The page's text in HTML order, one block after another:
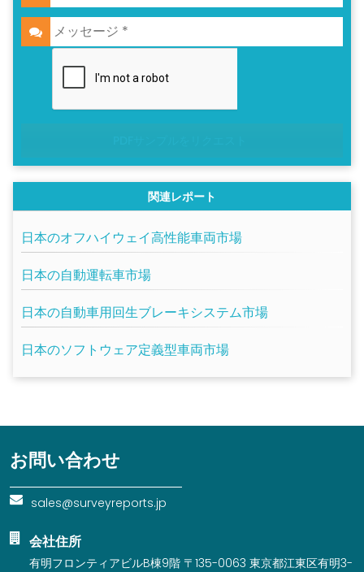
関連レポート
日本のオフハイウェイ高性能車両市場
日本の自動運転車市場
日本の自動車用回生ブレーキシステム市場
日本のソフトウェア定義型車両市場
お問い合わせ
sales@surveyreports.jp
会社住所
有明フロンティアビルB棟9階 〒135-0063 東京都江東区有明3-